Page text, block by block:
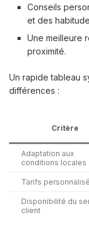
Conseils
et des
Une meilleure
proximité.
Un rapide tableau
différences :
Critère
Adaptation aux
conditions locales
Tarifs
Disponibilité du
client